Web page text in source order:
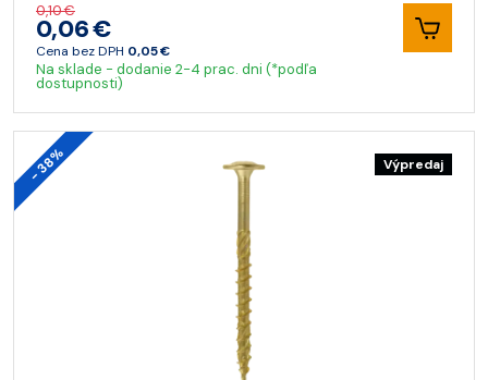
0,10 €
0,06 €
Cena bez DPH 0,05 €
Na sklade - dodanie 2-4 prac. dni (*podľa
dostupnosti)
- 38% Výpredaj